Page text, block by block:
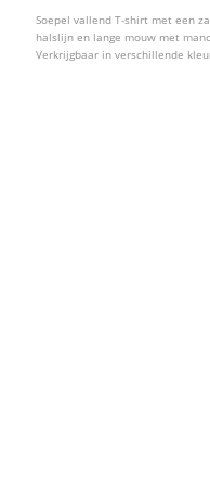
Soepel vallend T-shirt met een
halslijn en lange mouw met
Verkrijgbaar in verschillende